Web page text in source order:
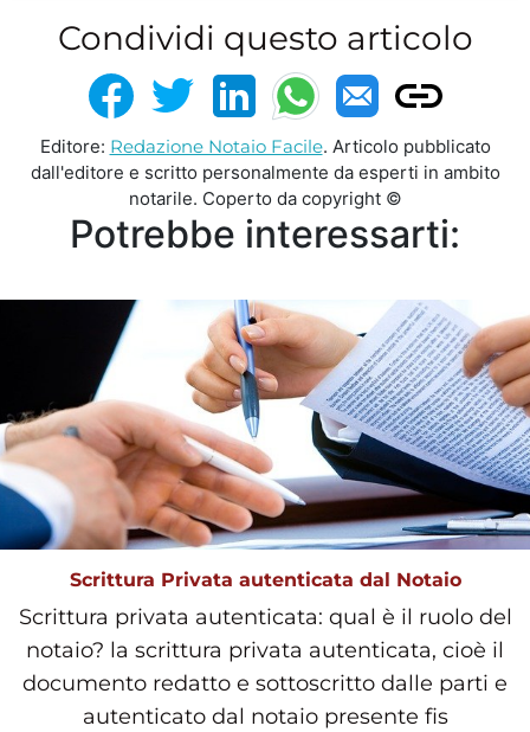
Condividi questo articolo
Editore: Redazione Notaio Facile. Articolo pubblicato
dall'editore e scritto personalmente da esperti in ambito
notarile. Coperto da copyright ©
Potrebbe interessarti:
Scrittura Privata autenticata dal Notaio
Scrittura privata autenticata: qual è il ruolo del
notaio? la scrittura privata autenticata, cioè il
documento redatto e sottoscritto dalle parti e
autenticato dal notaio presente fis